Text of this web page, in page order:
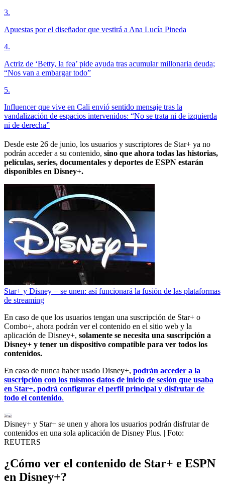
3.
Apuestas por el diseñador que vestirá a Ana Lucía Pineda
4.
Actriz de ‘Betty, la fea’ pide ayuda tras acumular millonaria deuda;
“Nos van a embargar todo”
5.
Influencer que vive en Cali envió sentido mensaje tras la
vandalización de espacios intervenidos: “No se trata ni de izquierda
ni de derecha”
Desde este 26 de junio, los usuarios y suscriptores de Star+ ya no
podrán acceder a su contenido, sino que ahora todas las historias,
películas, series, documentales y deportes de ESPN estarán
disponibles en Disney+.
Star+ y Disney + se unen: así funcionará la fusión de las plataformas
de streaming
En caso de que los usuarios tengan una suscripción de Star+ o
Combo+, ahora podrán ver el contenido en el sitio web y la
aplicación de Disney+, solamente se necesita una suscripción a
Disney+ y tener un dispositivo compatible para ver todos los
contenidos.
En caso de nunca haber usado Disney+, podrán acceder a la
suscripción con los mismos datos de inicio de sesión que usaba
en Star+, podrá configurar el perfil principal y disfrutar de
todo el contenido.
Disney+ y Star+ se unen y ahora los usuarios podrán disfrutar de
contenidos en una sola aplicación de Disney Plus. | Foto:
REUTERS
¿Cómo ver el contenido de Star+ e ESPN
en Disney+?